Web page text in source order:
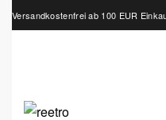
Versandkostenfrei ab 100 EUR